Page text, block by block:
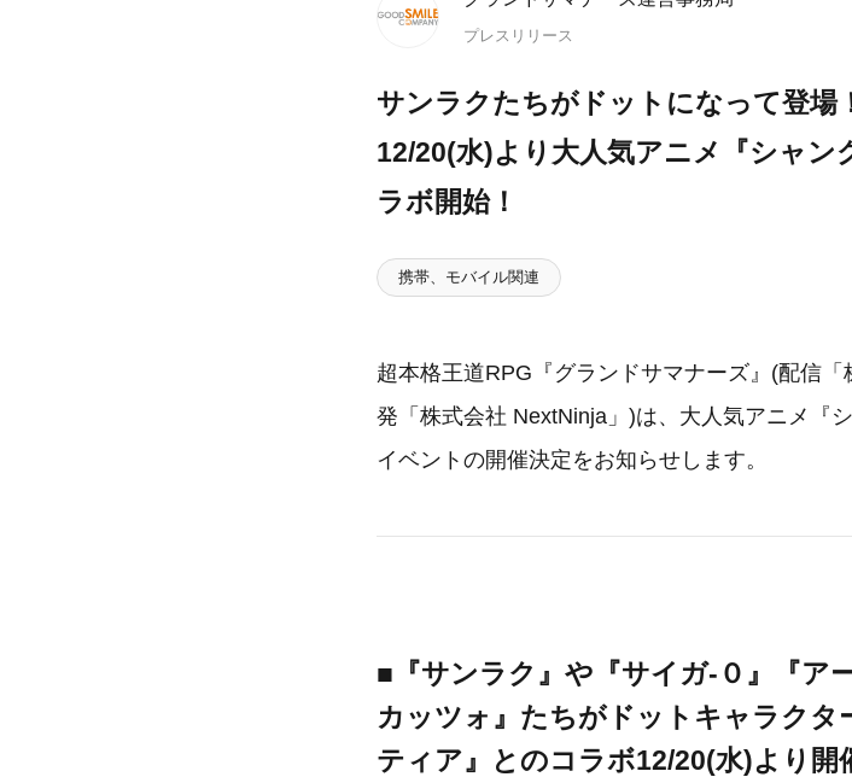
プレスリリース
サンラクたちがドットになって登場
12/20(水)より大人気アニメ『シャン
ラボ開始！
携帯、モバイル関連
超本格王道RPG『グランドサマナーズ』(配信
発「株式会社 NextNinja」)は、大人気アニメ『
イベントの開催決定をお知らせします。
■『サンラク』や『サイガ-０』『ア
カッツォ』たちがドットキャラク
ティア』とのコラボ12/20(水)より開